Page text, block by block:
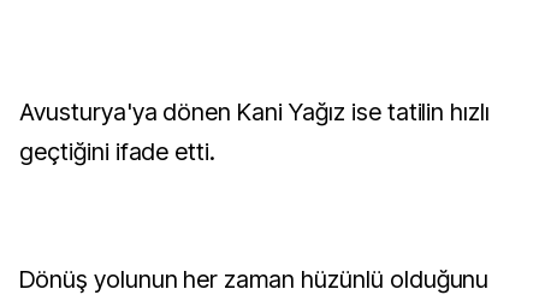
Avusturya'ya dönen Kani Yağız ise tatilin hızlı
geçtiğini ifade etti.
Dönüş yolunun her zaman hüzünlü olduğunu